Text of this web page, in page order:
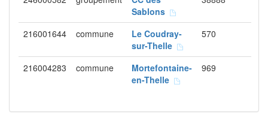
Sablons
216001644 commune
Le Coudray-
sur-Thelle
570
216004283 commune
Mortefontaine-
en-Thelle
969